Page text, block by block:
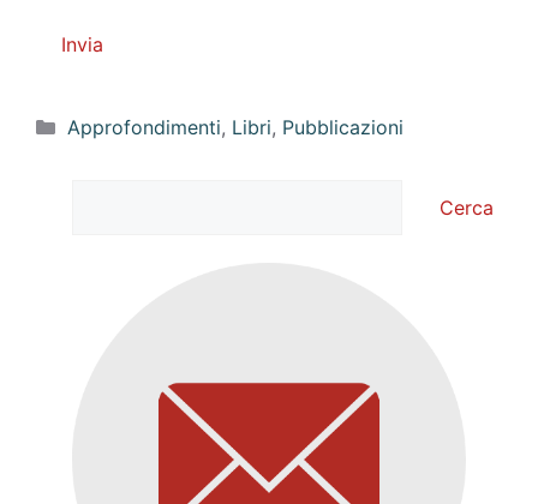
Categorie
Approfondimenti, Libri, Pubblicazioni
Cerca